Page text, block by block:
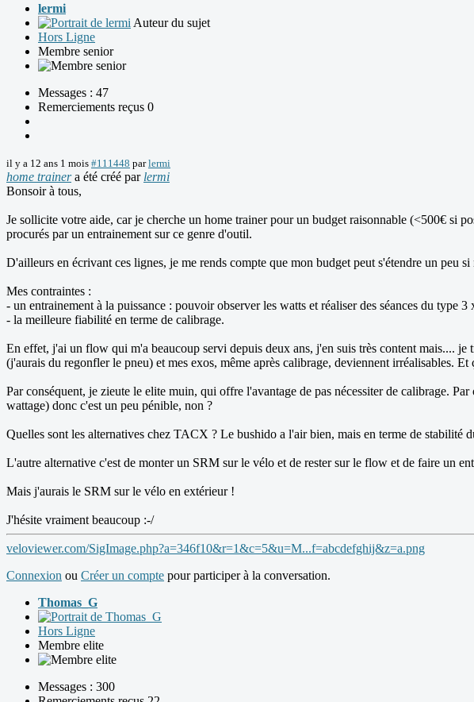
lermi
Auteur du sujet
Hors Ligne
Membre senior
Messages : 47
Remerciements reçus 0
il y a 12 ans 1 mois #111448 parlermi
home trainera été créé par lermi
Bonsoir à tous,
Je sollicite votre aide, car je cherche un home trainer pour un budget raisonnable (<500€ si
procurés par un entrainement sur ce genre d'outil.
D'ailleurs en écrivant ces lignes, je me rends compte que mon budget peut s'étendre un peu
Mes contraintes :
- un entrainement à la puissance : pouvoir observer les watts et réaliser des séances du type
- la meilleure fiabilité en terme de calibrage.
En effet, j'ai un flow qui m'a beaucoup servi depuis deux ans, j'en suis très content mais....
(j'aurais du regonfler le pneu) et mes exos, même après calibrage, deviennent irréalisables. Et
Par conséquent, je zieute le elite muin, qui offre l'avantage de pas nécessiter de calibrage.
wattage) donc c'est un peu pénible, non ?
Quelles sont les alternatives chez TACX ? Le bushido a l'air bien, mais en terme de stabilité
L'autre alternative c'est de monter un SRM sur le vélo et de rester sur le flow et de faire un
Mais j'aurais le SRM sur le vélo en extérieur !
J'hésite vraiment beaucoup :-/
veloviewer.com/SigImage.php?a=346f10&r=1&c=5&u=M...f=abcdefghij&z=a.png
Connexion ou Créer un compte pour participer à la conversation.
Thomas_G
Hors Ligne
Membre elite
Messages : 300